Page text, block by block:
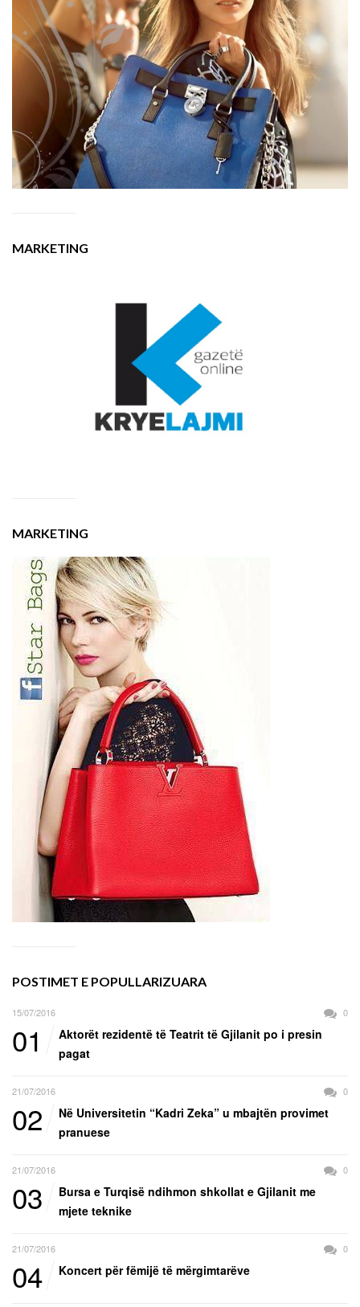
MARKETING
MARKETING
POSTIMET E POPULLARIZUARA
15/07/2016 0
01
Aktorët rezidentë të Teatrit të Gjilanit po i presin
pagat
21/07/2016 0
02
Në Universitetin “Kadri Zeka” u mbajtën provimet
pranuese
21/07/2016 0
03
Bursa e Turqisë ndihmon shkollat e Gjilanit me
mjete teknike
21/07/2016 0
04 Koncert për fëmijë të mërgimtarëve